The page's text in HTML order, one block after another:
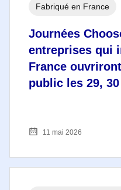
Journées
entreprises qui
France
public les 29,
Fabriqué en France
11 mai 2026